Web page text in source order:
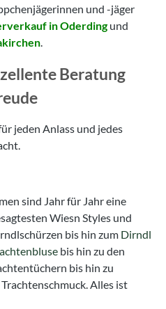
und -jäger
in Oderdingund
.
Beratung
jeden Anlass und jedes
sind Jahr für Jahr eine
Wiesn Styles und
bis hin zum Dirndl
bis hin zu den
bis hin zu
Alles ist